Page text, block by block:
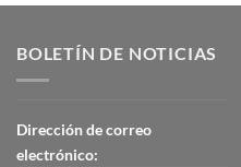
BOLETÍN DE NOTICIAS
Dirección de correo
electrónico: